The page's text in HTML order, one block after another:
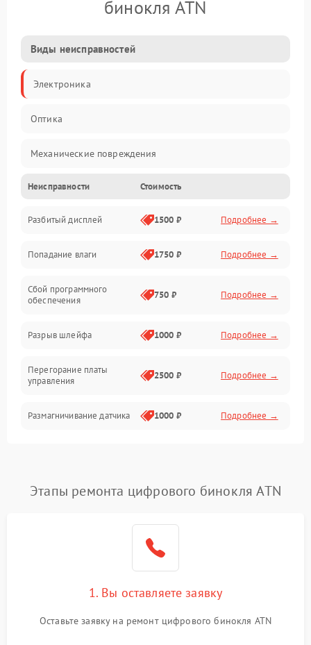
бинокля ATN
Виды неисправностей
Электроника
Оптика
Механические повреждения
Видео
Механика
Управление
Электропитание
Неисправности Стоимость
Разбитый дисплей 1500 ₽ Подробнее →
Попадание влаги 1750 ₽ Подробнее →
Сбой программного
обеспечения
750 ₽ Подробнее →
Разрыв шлейфа 1000 ₽ Подробнее →
Перегорание платы
управления
2500 ₽ Подробнее →
Размагничивание датчика 1000 ₽ Подробнее →
Неправильная передача
750 ₽
1000 ₽
Перегрев устройства
Этапы ремонта цифрового бинокля ATN
1. Вы оставляете заявку
Оставьте заявку на ремонт цифрового бинокля ATN